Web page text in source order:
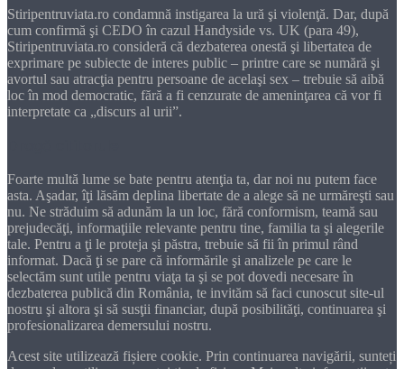
Stiripentruviata.ro condamnă instigarea la ură şi violenţă. Dar, după
cum confirmă şi CEDO în cazul Handyside vs. UK (para 49),
Stiripentruviata.ro consideră că dezbaterea onestă şi libertatea de
exprimare pe subiecte de interes public – printre care se numără şi
avortul sau atracţia pentru persoane de acelaşi sex – trebuie să aibă
loc în mod democratic, fără a fi cenzurate de ameninţarea că vor fi
interpretate ca „discurs al urii”.
Foarte multă lume se bate pentru atenţia ta, dar noi nu putem face
asta. Aşadar, îţi lăsăm deplina libertate de a alege să ne urmăreşti sau
nu. Ne străduim să adunăm la un loc, fără conformism, teamă sau
prejudecăţi, informaţiile relevante pentru tine, familia ta şi alegerile
tale. Pentru a ţi le proteja şi păstra, trebuie să fii în primul rând
informat. Dacă ţi se pare că informările şi analizele pe care le
selectăm sunt utile pentru viaţa ta şi se pot dovedi necesare în
dezbaterea publică din România, te invităm să faci cunoscut site-ul
nostru şi altora şi să susţii financiar, după posibilităţi, continuarea şi
profesionalizarea demersului nostru.
Acest site utilizează fișiere cookie. Prin continuarea navigării, sunteți